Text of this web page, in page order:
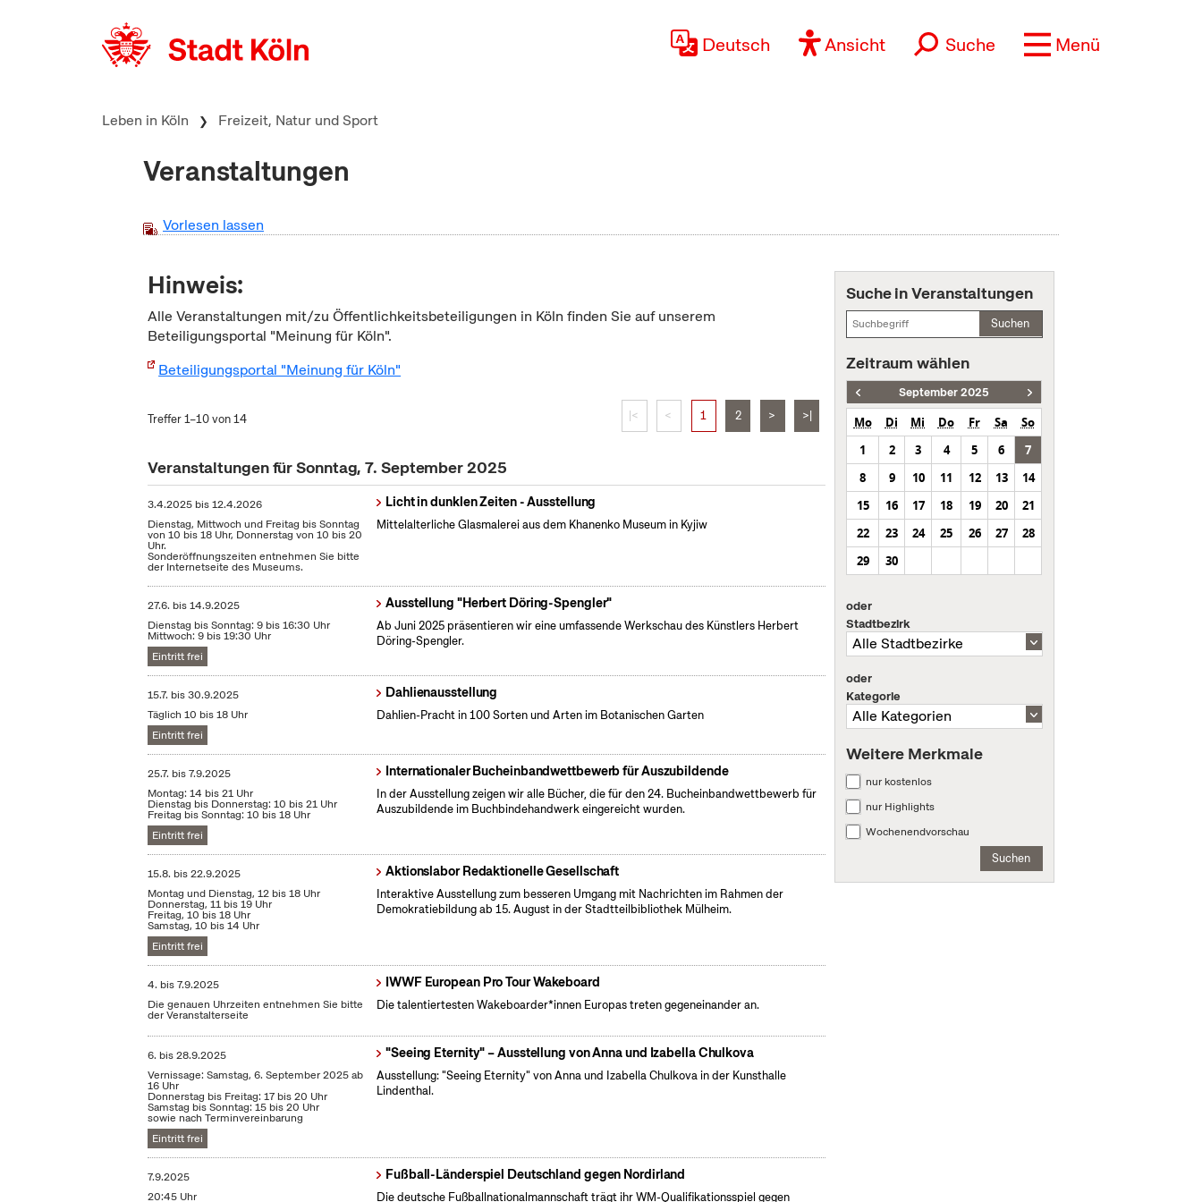
Deutsch Ansicht Suche Menü
Leben in Köln Freizeit, Natur und Sport
Veranstaltungen
Vorlesen lassen
Hinweis:
Alle Veranstaltungen mit/zu Öffentlichkeitsbeteiligungen in Köln finden Sie auf unserem
Beteiligungsportal "Meinung für Köln".
Beteiligungsportal "Meinung für Köln"
Treffer 1–10 von 14 |< < 1 2 > >|
Veranstaltungen für Sonntag, 7. September 2025
3.4.2025 bis12.4.2026
Dienstag, Mittwoch und Freitag bis Sonntag
von 10 bis 18 Uhr, Donnerstag von 10 bis 20
Uhr.
Sonderöffnungszeiten entnehmen Sie bitte
der Internetseite des Museums.
Licht in dunklen Zeiten - Ausstellung
Mittelalterliche Glasmalerei aus dem Khanenko Museum in Kyjiw
27.6. bis14.9.2025
Dienstag bis Sonntag: 9 bis 16:30 Uhr
Mittwoch: 9 bis 19:30 Uhr
Eintritt frei
Ausstellung "Herbert Döring-Spengler"
Ab Juni 2025 präsentieren wir eine umfassende Werkschau des Künstlers Herbert
Döring-Spengler.
15.7. bis30.9.2025
Täglich 10 bis 18 Uhr
Eintritt frei
Dahlienausstellung
Dahlien-Pracht in 100 Sorten und Arten im Botanischen Garten
25.7. bis7.9.2025
Montag: 14 bis 21 Uhr
Dienstag bis Donnerstag: 10 bis 21 Uhr
Freitag bis Sonntag: 10 bis 18 Uhr
Eintritt frei
Internationaler Bucheinbandwettbewerb für Auszubildende
In der Ausstellung zeigen wir alle Bücher, die für den 24. Bucheinbandwettbewerb für
Auszubildende im Buchbindehandwerk eingereicht wurden.
15.8. bis22.9.2025
Montag und Dienstag, 12 bis 18 Uhr
Donnerstag, 11 bis 19 Uhr
Freitag, 10 bis 18 Uhr
Samstag, 10 bis 14 Uhr
Eintritt frei
Aktionslabor Redaktionelle Gesellschaft
Interaktive Ausstellung zum besseren Umgang mit Nachrichten im Rahmen der
Demokratiebildung ab 15. August in der Stadtteilbibliothek Mülheim.
4. bis7.9.2025
Die genauen Uhrzeiten entnehmen Sie bitte
der Veranstalterseite
IWWF European Pro Tour Wakeboard
Die talentiertesten Wakeboarder*innen Europas treten gegeneinander an.
6. bis28.9.2025
Vernissage: Samstag, 6. September 2025 ab
16 Uhr
Donnerstag bis Freitag: 17 bis 20 Uhr
Samstag bis Sonntag: 15 bis 20 Uhr
sowie nach Terminvereinbarung
Eintritt frei
"Seeing Eternity" – Ausstellung von Anna und Izabella Chulkova
Ausstellung: "Seeing Eternity" von Anna und Izabella Chulkova in der Kunsthalle
Lindenthal.
7.9.2025
20:45 Uhr
Fußball-Länderspiel Deutschland gegen Nordirland
Die deutsche Fußballnationalmannschaft trägt ihr WM-Qualifikationsspiel gegen
Suche in Veranstaltungen
Suchen
Zeitraum wählen
September 2025
Mo Di Mi Do Fr Sa
So
1
2 3 4 5 6
7
8
9 10 11 12 13
14
15
16 17 18 19 20
21
22
23 24 25 26 27
28
29
30
oder
Stadtbezirk
oder
Kategorie
Weitere Merkmale
nur kostenlos
nur Highlights
Wochenendvorschau
Suchen